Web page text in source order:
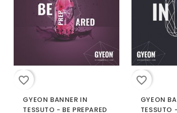
favorite_border
GYEON BANNER IN
TESSUTO - BE PREPARED
favorite_border
GYEON
TESSUTO